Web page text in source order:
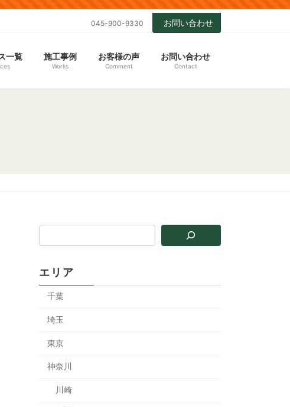
045-900-9330 お問い合わせ
一覧 施工事例
Works
お客様の声
Comment
お問い合わせ
Contact
エリア
千葉
埼玉
東京
神奈川
川崎